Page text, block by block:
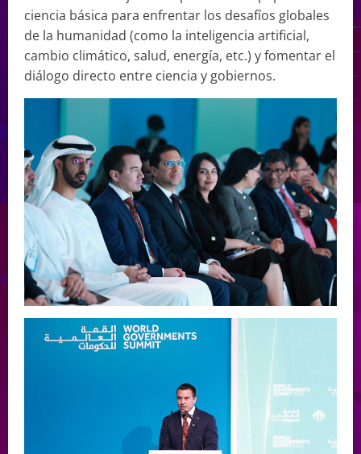
ciencia básica para enfrentar los desafíos globales
de la humanidad (como la inteligencia artificial,
cambio climático, salud, energía, etc.) y fomentar el
diálogo directo entre ciencia y gobiernos.